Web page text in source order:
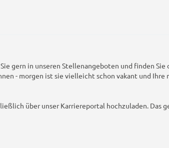
gern in unseren Stellenangeboten und finden Sie
- morgen ist sie vielleicht schon vakant und Ihre
über unser Karriereportal hochzuladen. Das